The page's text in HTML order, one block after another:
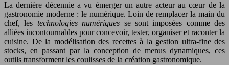
La dernière décennie a vu émerger un autre acteur au cœur de la
gastronomie moderne : le numérique. Loin de remplacer la main du
chef, les technologies numériques se sont imposées comme des
alliées incontournables pour concevoir, tester, organiser et raconter la
cuisine. De la modélisation des recettes à la gestion ultra-fine des
stocks, en passant par la conception de menus dynamiques, ces
outils transforment les coulisses de la création gastronomique.